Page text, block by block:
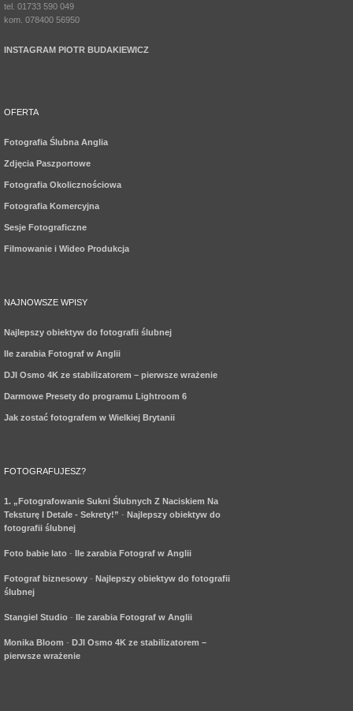
tel. 01733 590 049
kom. 078400 56950
INSTAGRAM PIOTR BUDAKIEWICZ
OFERTA
Fotografia Ślubna Anglia
Zdjęcia Paszportowe
Fotografia Okolicznościowa
Fotografia Komercyjna
Sesje Fotograficzne
Filmowanie i Wideo Produkcja
NAJNOWSZE WPISY
Najlepszy obiektyw do fotografii ślubnej
Ile zarabia Fotograf w Anglii
DJI Osmo 4K ze stabilizatorem – pierwsze wrażenie
Darmowe Presety do programu Lightroom 6
Jak zostać fotografem w Wielkiej Brytanii
FOTOGRAFUJESZ?
1. „Fotografowanie Sukni Ślubnych Z Naciskiem Na
Teksturę I Detale - Sekrety!” - Najlepszy obiektyw do
fotografii ślubnej
Foto babie lato - Ile zarabia Fotograf w Anglii
Fotograf biznesowy - Najlepszy obiektyw do fotografii
ślubnej
Stangiel Studio - Ile zarabia Fotograf w Anglii
Monika Bloom - DJI Osmo 4K ze stabilizatorem –
pierwsze wrażenie